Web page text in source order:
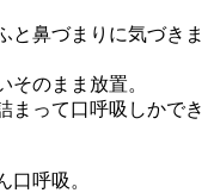
と鼻づまりに気づきま
のまま放置。
まって口呼吸しかでき
口呼吸。